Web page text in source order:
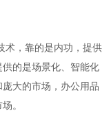
术，靠的是内功，提供
的是场景化、智能化
大的市场，办公用品
。